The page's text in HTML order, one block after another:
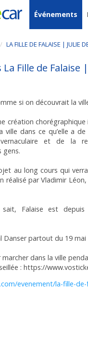
Événements
LA FILLE DE FALAISE | JULIE
Fille de Falaise
si on découvrait la
création
dans ce qu’elle a
vernaculaire et de la
gens.
au long cours qui
réalisé par Vladimir
sait, Falaise est
Danser partout du 19 mai
dans la ville
: https://
evenement/la-fille-